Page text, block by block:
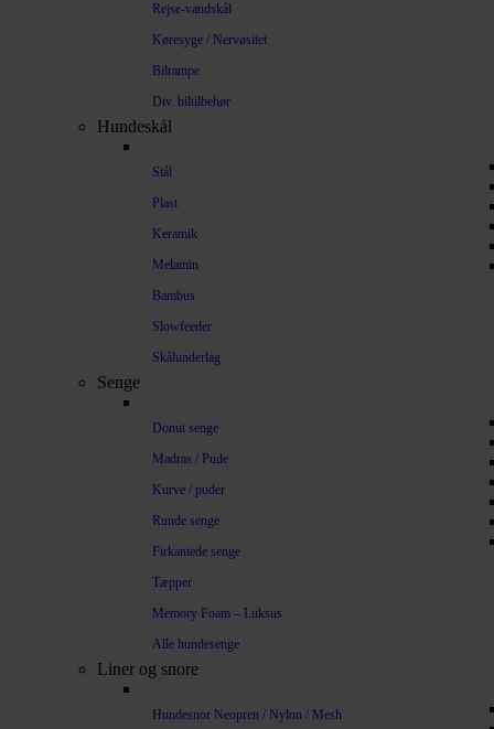
Rejse-vandskål
Køresyge / Nervøsitet
Bilrampe
Div. biltilbehør
Hundeskål
Stål
Plast
Keramik
Melamin
Bambus
Slowfeeder
Skålunderlag
Senge
Donut senge
Madras / Pude
Kurve / puder
Runde senge
Firkantede senge
Tæpper
Memory Foam – Luksus
Alle hundesenge
Liner og snore
Hundesnor Neopren / Nylon / Mesh